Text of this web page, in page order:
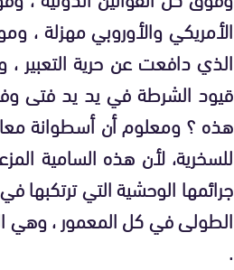
الأمريكي والأوروبي مهزلة ،
الذي دافعت عن حرية
قيود الشرطة في يد يد فتى
هذه ؟ ومعلوم أن أسطوانة
للسخرية، لأن هذه السامية
جرائمها الوحشية التي
الطولى في كل المعمور ، وهي
.